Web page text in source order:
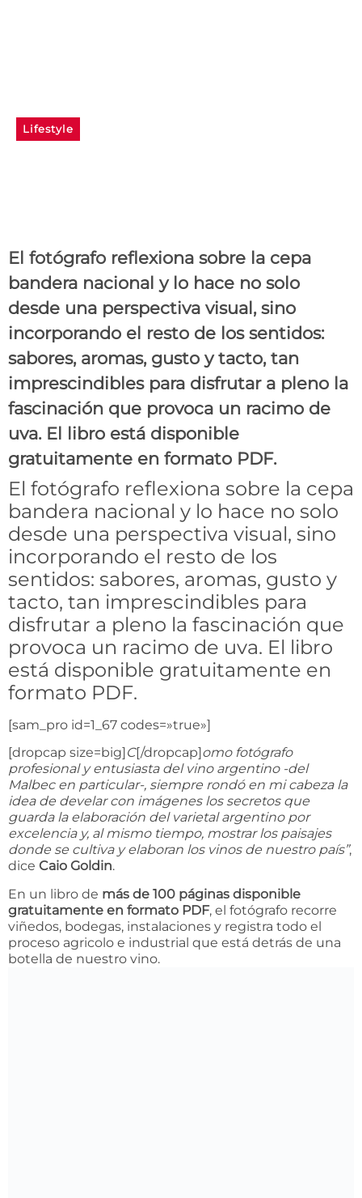
Lifestyle
El fotógrafo reflexiona sobre la cepa
bandera nacional y lo hace no solo
desde una perspectiva visual, sino
incorporando el resto de los sentidos:
sabores, aromas, gusto y tacto, tan
imprescindibles para disfrutar a pleno la
fascinación que provoca un racimo de
uva. El libro está disponible
gratuitamente en formato PDF.
El fotógrafo reflexiona sobre la cepa
bandera nacional y lo hace no solo
desde una perspectiva visual, sino
incorporando el resto de los
sentidos: sabores, aromas, gusto y
tacto, tan imprescindibles para
disfrutar a pleno la fascinación que
provoca un racimo de uva. El libro
está disponible gratuitamente en
formato PDF.
[sam_pro id=1_67 codes=»true»]
[dropcap size=big] C[/dropcap] omo fotógrafo
profesional y entusiasta del vino argentino -del
Malbec en particular-, siempre rondó en mi cabeza la
idea de develar con imágenes los secretos que
guarda la elaboración del varietal argentino por
excelencia y, al mismo tiempo, mostrar los paisajes
donde se cultiva y elaboran los vinos de nuestro país”,
dice Caio Goldin.
En un libro de más de 100 páginas disponible
gratuitamente en formato PDF, el fotógrafo recorre
viñedos, bodegas, instalaciones y registra todo el
proceso agricolo e industrial que está detrás de una
botella de nuestro vino.